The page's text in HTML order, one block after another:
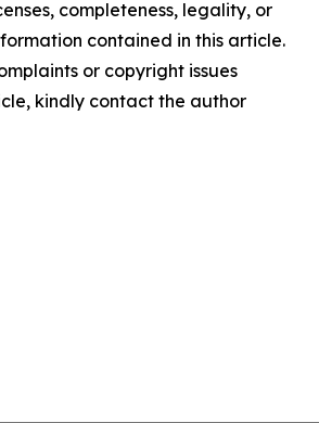
completeness, legality, or
contained in this article.
or copyright issues
kindly contact the author